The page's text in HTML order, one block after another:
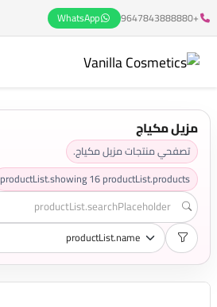
+9647843888880
WhatsApp
مزيل مكياج
تصفحي منتجات مزيل مكياج.
productList.showing16productList.products